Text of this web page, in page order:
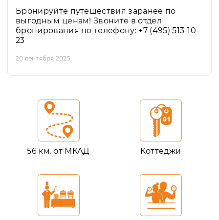
Бронируйте путешествия заранее по
выгодным ценам! Звоните в отдел
бронирования по телефону: +7 (495) 513-10-
23
20 сентября 2025
56 км. от МКАД Коттеджи